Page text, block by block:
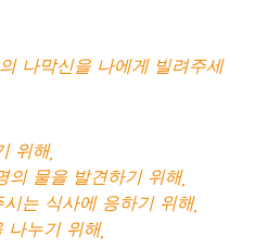
나막신을 나에게 빌려주세
위해,
의 물을 발견하기 위해,
는 식사에 응하기 위해,
나누기 위해,